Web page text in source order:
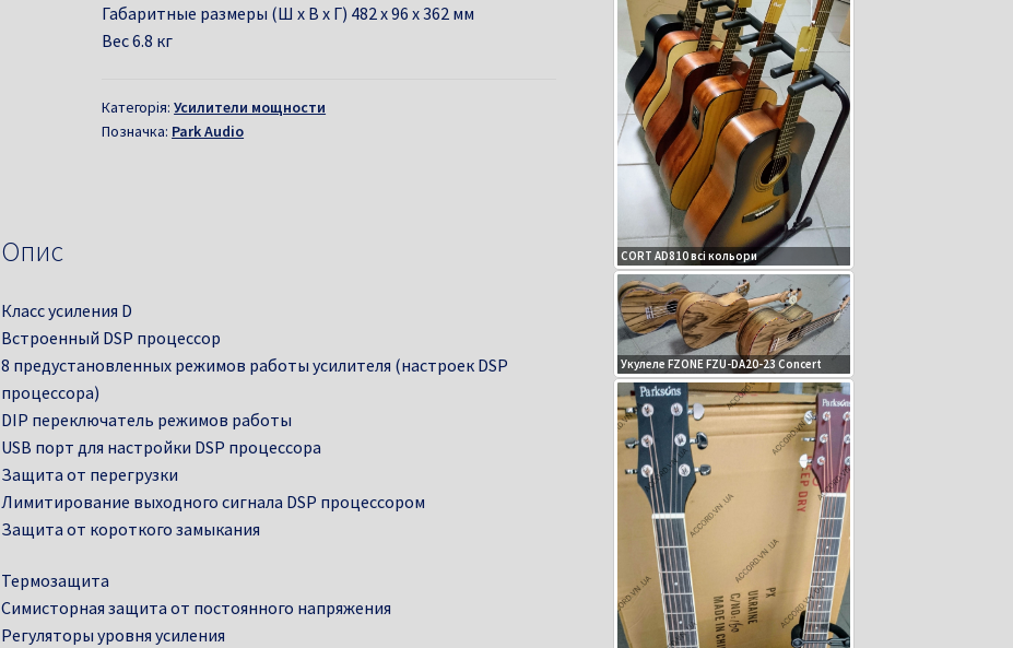
Габаритные размеры (Ш х В х Г) 482 х 96 х 362 мм
Вес 6.8 кг
Категорія:Усилители мощности
Позначка: Park Audio
Опис
Класс усиления D
Встроенный DSP процессор
8 предустановленных режимов работы усилителя (настроек DSP
процессора)
DIP переключатель режимов работы
USB порт для настройки DSP процессора
Защита от перегрузки
Лимитирование выходного сигнала DSP процессором
Защита от короткого замыкания
Термозащита
Симисторная защита от постоянного напряжения
Регуляторы уровня усиления
CORT AD810 всі кольори
Укулеле FZONE FZU-DA20-23 Concert